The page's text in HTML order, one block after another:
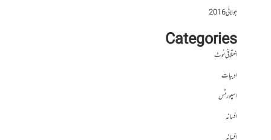
جولائی 2016
Categories
اختلافی نوٹ
ادبیات
اسپورٹس
افسانہ